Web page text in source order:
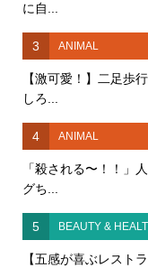
に自...
3 ANIMAL
【激可愛！】二足歩
しろ...
4 ANIMAL
「殺される〜！！」
グち...
5 BEAUTY &
【五感が喜ぶレスト